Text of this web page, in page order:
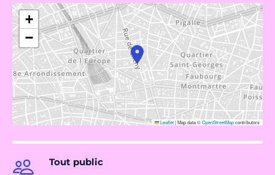
+
−
Leaflet|Map data ©OpenStreetMapcontributors
Tout public